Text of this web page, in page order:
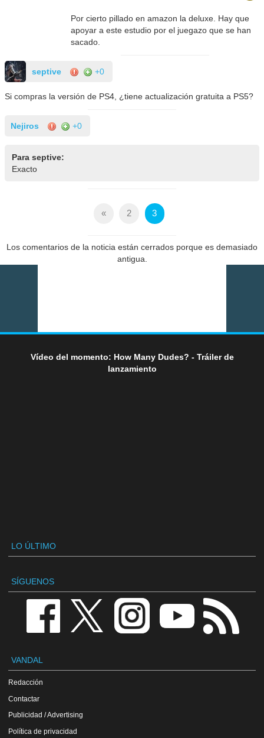
Por cierto pillado en amazon la deluxe. Hay que
apoyar a este estudio por el juegazo que se han
sacado.
septive +0
Si compras la versión de PS4, ¿tiene actualización gratuita a PS5?
Nejiros +0
Para septive:
Exacto
« 2 3
Los comentarios de la noticia están cerrados porque es demasiado
antigua.
Vídeo del momento: How Many Dudes? - Tráiler de
lanzamiento
LO ÚLTIMO
SÍGUENOS
VANDAL
Redacción
Contactar
Publicidad / Advertising
Política de privacidad